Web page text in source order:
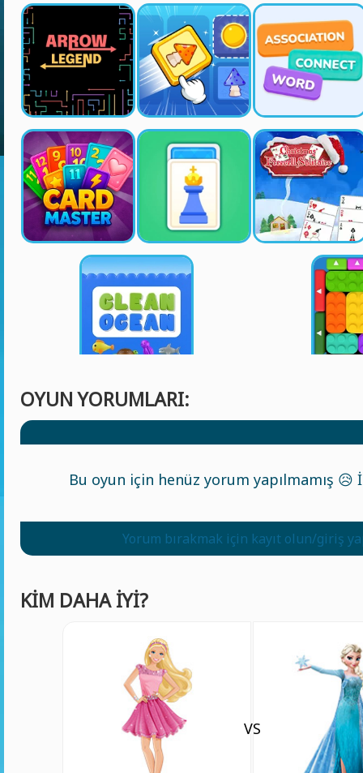
OYUN YORUMLARI:
Bu oyun için henüz yorum yapılmamış 😥
Yorum bırakmak için kayıt olun/giriş
KIM DAHA IYI?
VS